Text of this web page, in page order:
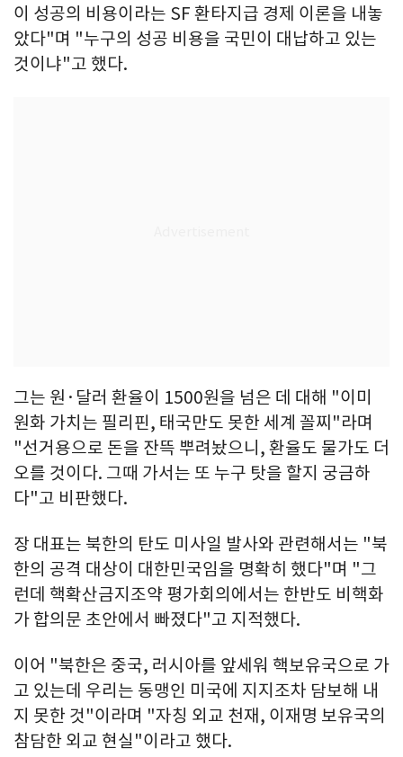
이 성공의 비용이라는 SF 환타지급 경제 이론을 내놓
았다"며 "누구의 성공 비용을 국민이 대납하고 있는
것이냐"고 했다.
그는 원·달러 환율이 1500원을 넘은 데 대해 "이미
원화 가치는 필리핀, 태국만도 못한 세계 꼴찌"라며
"선거용으로 돈을 잔뜩 뿌려놨으니, 환율도 물가도 더
오를 것이다. 그때 가서는 또 누구 탓을 할지 궁금하
다"고 비판했다.
장 대표는 북한의 탄도 미사일 발사와 관련해서는 "북
한의 공격 대상이 대한민국임을 명확히 했다"며 "그
런데 핵확산금지조약 평가회의에서는 한반도 비핵화
가 합의문 초안에서 빠졌다"고 지적했다.
이어 "북한은 중국, 러시아를 앞세워 핵보유국으로 가
고 있는데 우리는 동맹인 미국에 지지조차 담보해 내
지 못한 것"이라며 "자칭 외교 천재, 이재명 보유국의
참담한 외교 현실"이라고 했다.